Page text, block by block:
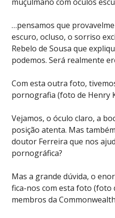
…pensamos que
escuro, ocluso, o sorriso
Rebelo de Sousa que
podemos. Será realmente
Com esta outra foto,
pornografia (foto de Henry
Vejamos, o óculo claro, a
posição atenta. Mas
doutor Ferreira que nos
pornográfica?
Mas a grande dúvida, o
fica-nos com esta foto (foto
membros da